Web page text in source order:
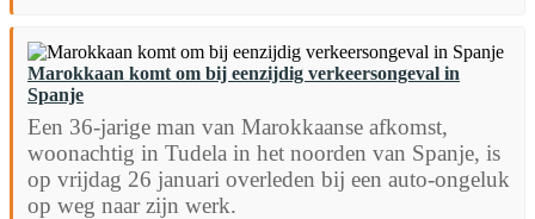
Marokkaan komt om bij eenzijdig verkeersongeval in
Spanje
Een 36-jarige man van Marokkaanse afkomst,
woonachtig in Tudela in het noorden van Spanje, is
op vrijdag 26 januari overleden bij een auto-ongeluk
op weg naar zijn werk.